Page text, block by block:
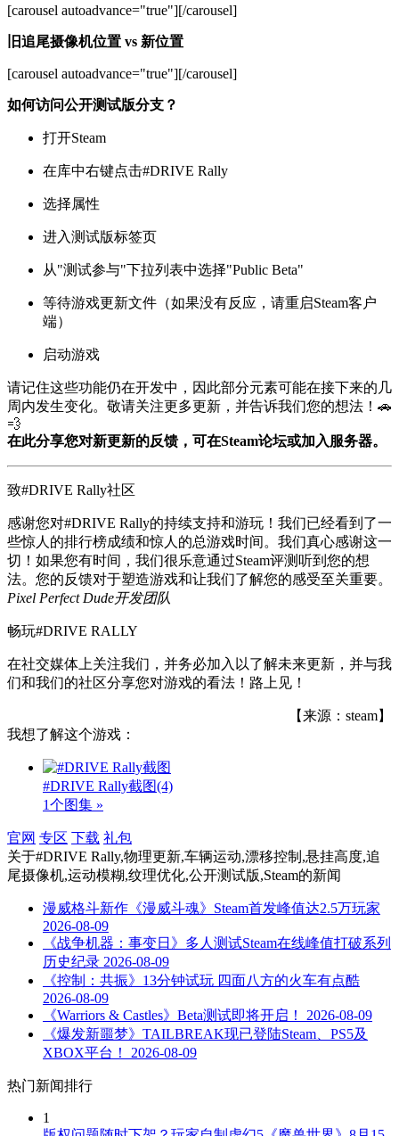
[carousel autoadvance="true"][/carousel]
旧追尾摄像机位置 vs 新位置
[carousel autoadvance="true"][/carousel]
如何访问公开测试版分支？
打开Steam
在库中右键点击#DRIVE Rally
选择属性
进入测试版标签页
从"测试参与"下拉列表中选择"Public Beta"
等待游戏更新文件（如果没有反应，请重启Steam客户
端）
启动游戏
请记住这些功能仍在开发中，因此部分元素可能在接下来的几
周内发生变化。敬请关注更多更新，并告诉我们您的想法！🚗
💨
在此分享您对新更新的反馈，可在Steam论坛或加入服务器。
致#DRIVE Rally社区
感谢您对#DRIVE Rally的持续支持和游玩！我们已经看到了一
些惊人的排行榜成绩和惊人的总游戏时间。我们真心感谢这一
切！如果您有时间，我们很乐意通过Steam评测听到您的想
法。您的反馈对于塑造游戏和让我们了解您的感受至关重要。
Pixel Perfect Dude开发团队
畅玩#DRIVE RALLY
在社交媒体上关注我们，并务必加入以了解未来更新，并与我
们和我们的社区分享您对游戏的看法！路上见！
【来源：steam】
我想了解这个游戏：
#DRIVE Rally截图(4)
1个图集 »
官网 专区 下载 礼包
关于#DRIVE Rally,物理更新,车辆运动,漂移控制,悬挂高度,追
尾摄像机,运动模糊,纹理优化,公开测试版,Steam的新闻
漫威格斗新作《漫威斗魂》Steam首发峰值达2.5万玩家
2026-08-09
《战争机器：事变日》多人测试Steam在线峰值打破系列
历史纪录 2026-08-09
《控制：共振》13分钟试玩 四面八方的火车有点酷
2026-08-09
《Warriors & Castles》Beta测试即将开启！
2026-08-09
《爆发新噩梦》TAILBREAK现已登陆Steam、PS5及
XBOX平台！
2026-08-09
热门新闻排行
1